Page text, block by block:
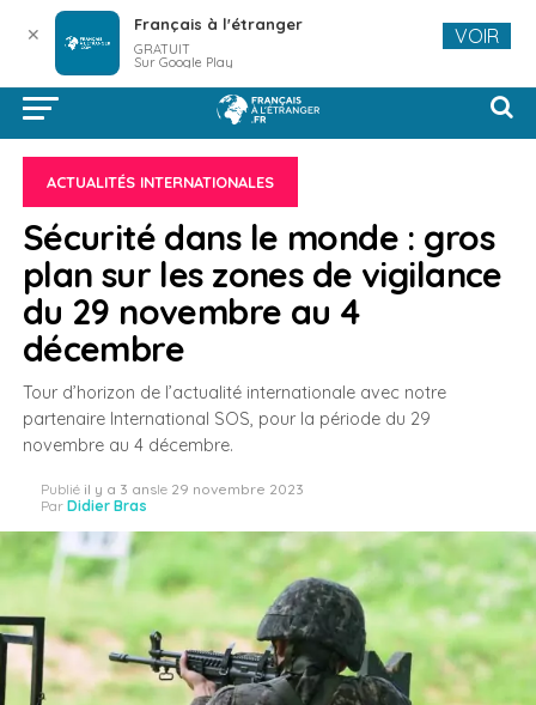
ACTUALITÉS INTERNATIONALES
Sécurité dans le monde : gros
plan sur les zones de vigilance
du 29 novembre au 4
décembre
Tour d’horizon de l’actualité internationale avec notre
partenaire International SOS, pour la période du 29
novembre au 4 décembre.
Publié il y a 3 ansle 29 novembre 2023
Par Didier Bras
✕ Français à l'étranger
GRATUIT
Sur Google Play
VOIR